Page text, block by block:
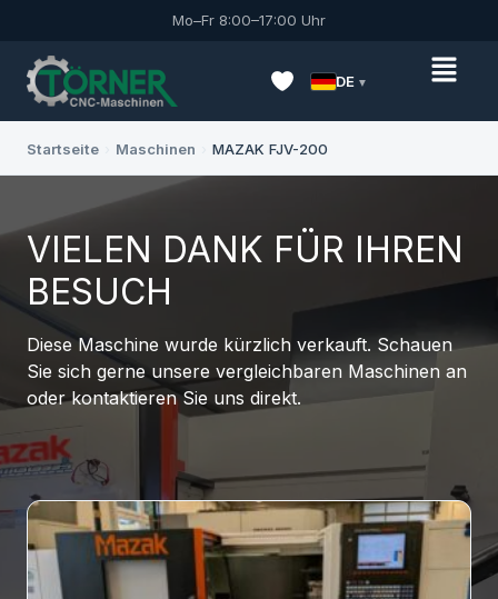
Mo–Fr 8:00–17:00 Uhr
DE
Startseite Maschinen MAZAK FJV-200
VIELEN DANK FÜR IHREN
BESUCH
Diese Maschine wurde kürzlich verkauft. Schauen
Sie sich gerne unsere vergleichbaren Maschinen an
oder kontaktieren Sie uns direkt.